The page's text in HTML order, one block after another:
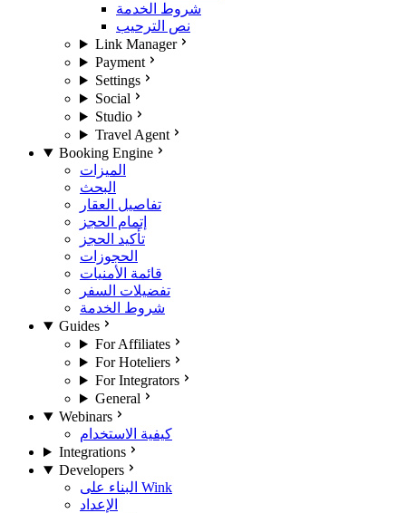
شروط الخدمة
نص الترحيب
Link Manager
Payment
Settings
Social
Studio
Travel Agent
Booking Engine
الميزات
البحث
تفاصيل العقار
إتمام الحجز
تأكيد الحجز
الحجوزات
قائمة الأمنيات
تفضيلات السفر
شروط الخدمة
Guides
For Affiliates
For Hoteliers
For Integrators
General
Webinars
كيفية الاستخدام
Integrations
Developers
البناء على Wink
الإعداد